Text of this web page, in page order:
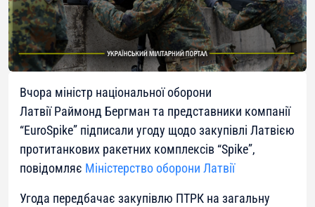
Вчора міністр національної оборони
Латвії Раймонд Бергман та представники компанії
“EuroSpike” підписали угоду щодо закупівлі Латвією
протитанкових ракетних комплексів “Spike”,
повідомляє Міністерство оборони Латвії
Угода передбачає закупівлю ПТРК на загальну